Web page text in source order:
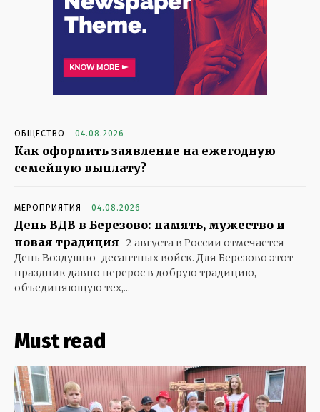
ОБЩЕСТВО 04.08.2026
Как оформить заявление на ежегодную
семейную выплату?
МЕРОПРИЯТИЯ 04.08.2026
День ВДВ в Березово: память, мужество и
новая традиция 2 августа в России отмечается
День Воздушно-десантных войск. Для Березово этот
праздник давно перерос в добрую традицию,
объединяющую тех,...
Must read